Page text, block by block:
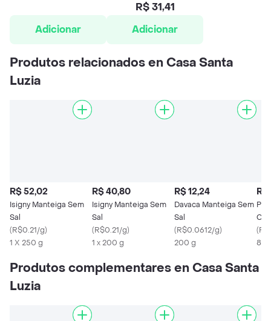
Adicionar
R$ 31,41
Adicionar
Produtos relacionados en Casa Santa
Luzia
R$ 52,02
Isigny Manteiga Sem
Sal
(R$0.21/g)
1 X 250 g
R$ 40,80
Isigny Manteiga Sem
Sal
(R$0.21/g)
1 x 200 g
R$ 12,24
Davaca Manteiga Sem
Sal
(R$0.0612/g)
200 g
R$
(
8 g
Produtos complementares en Casa Santa
Luzia